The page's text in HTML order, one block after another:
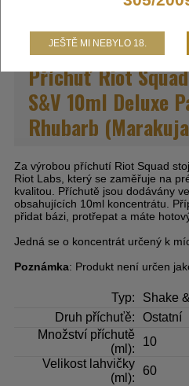
Příchuť Riot Squad
S&V 10ml Deluxe
Rhubarb
Za výrobou příchutí Riot Squad
Riot Labs, který se zaměřuje na
kvalitou. Příchutě jsou dodávány
obsahujících 10ml koncentrátu.
přidat bázi, protřepat a máte
Jedná se o koncentrát určený k
Poznámka: Produkt není určen
Typ:
Shake
Druh příchuťě:
Ostatní
Množství příchutě
(ml):
10
Velikost lahvičky
(ml):
60
JEŠTĚ MI NEBYLO 18.